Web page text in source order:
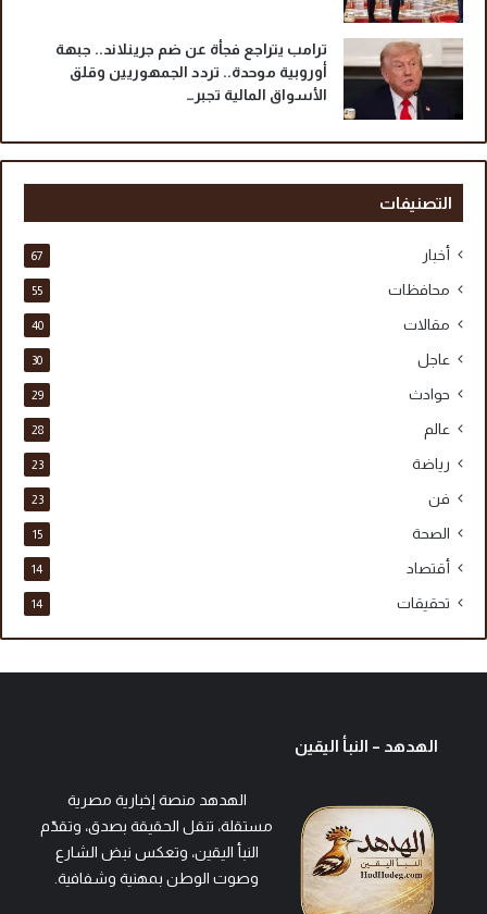
ترامب يتراجع فجأة عن ضم جرينلاند.. جبهة
أوروبية موحدة.. تردد الجمهوريين وقلق
الأسواق المالية تجبر…
التصنيفات
أخبار 67
محافظات 55
مقالات 40
عاجل 30
حوادث 29
عالم 28
رياضة 23
فن 23
الصحة 15
أقتصاد 14
تحقيقات 14
الهدهد – النبأ اليقين
الهدهد منصة إخبارية مصرية
مستقلة، تنقل الحقيقة بصدق، وتقدّم
النبأ اليقين، وتعكس نبض الشارع
وصوت الوطن بمهنية وشفافية.